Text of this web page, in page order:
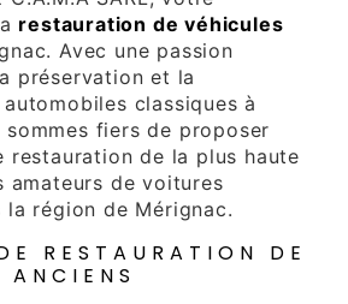
restauration de véhicules
Avec une passion
préservation et la
classiques à
sommes fiers de proposer
restauration de la plus haute
amateurs de voitures
la région de Mérignac.
RESTAURATION DE
ANCIENS